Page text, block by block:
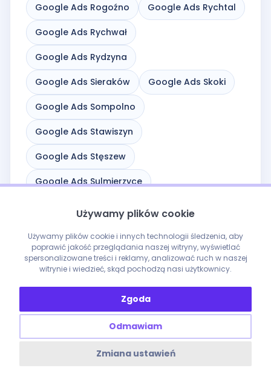
Używamy plików cookie
Używamy plików cookie i innych technologii śledzenia, aby
poprawić jakość przeglądania naszej witryny, wyświetlać
spersonalizowane treści i reklamy, analizować ruch w naszej
witrynie i wiedzieć, skąd pochodzą nasi użytkownicy.
Zgoda
Odmawiam
Zmiana ustawień
Google Ads Rogoźno Google Ads Rychtal
Google Ads Rychwał
Google Ads Rydzyna
Google Ads Sieraków Google Ads Skoki
Google Ads Sompolno
Google Ads Stawiszyn
Google Ads Stęszew
Google Ads Sulmierzyce
Google Ads Szamocin
Google Ads Szamotuły
Google Ads Trzcianka
Google Ads Trzemeszno
Google Ads Tuliszków Google Ads Turek